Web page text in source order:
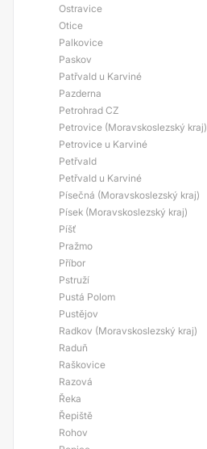
Ostravice
Otice
Palkovice
Paskov
Patřvald u Karviné
Pazderna
Petrohrad CZ
Petrovice (Moravskoslezský kraj)
Petrovice u Karviné
Petřvald
Petřvald u Karviné
Písečná (Moravskoslezský kraj)
Písek (Moravskoslezský kraj)
Píšť
Pražmo
Příbor
Pstruží
Pustá Polom
Pustějov
Radkov (Moravskoslezský kraj)
Raduň
Raškovice
Razová
Řeka
Řepiště
Rohov